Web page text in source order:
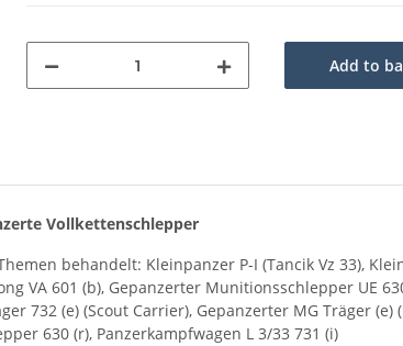
Add to
Vollkettenschlepper
behandelt: Kleinpanzer P-I (Tancik Vz 33),
VA 601 (b), Gepanzerter Munitionsschlepper UE
732 (e) (Scout Carrier), Gepanzerter MG Träger (e)
630 (r), Panzerkampfwagen L 3/33 731 (i)